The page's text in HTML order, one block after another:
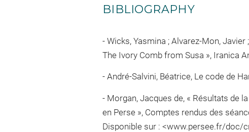
BIBLIOGRAPHY
Wicks, Yasmina ; Alvarez-Mon,
The Ivory Comb from Susa », Iranica
André-Salvini, Béatrice, Le code de
Morgan, Jacques de, « Résultats de
en Perse », Comptes rendus des
Disponible sur : <www.persee.fr/doc/